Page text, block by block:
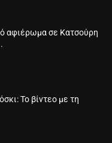
αφιέρωμα σε Κατσούρη
Το βίντεο με τη